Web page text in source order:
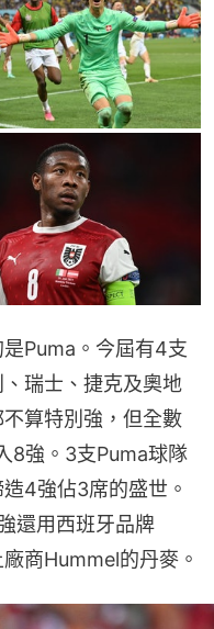
Puma。今屆有4支
瑞士、捷克及奧地
算特別強，但全數
8強。3支Puma球隊
4強佔3席的盛世。
還用西班牙品牌
商Hummel的丹麥。